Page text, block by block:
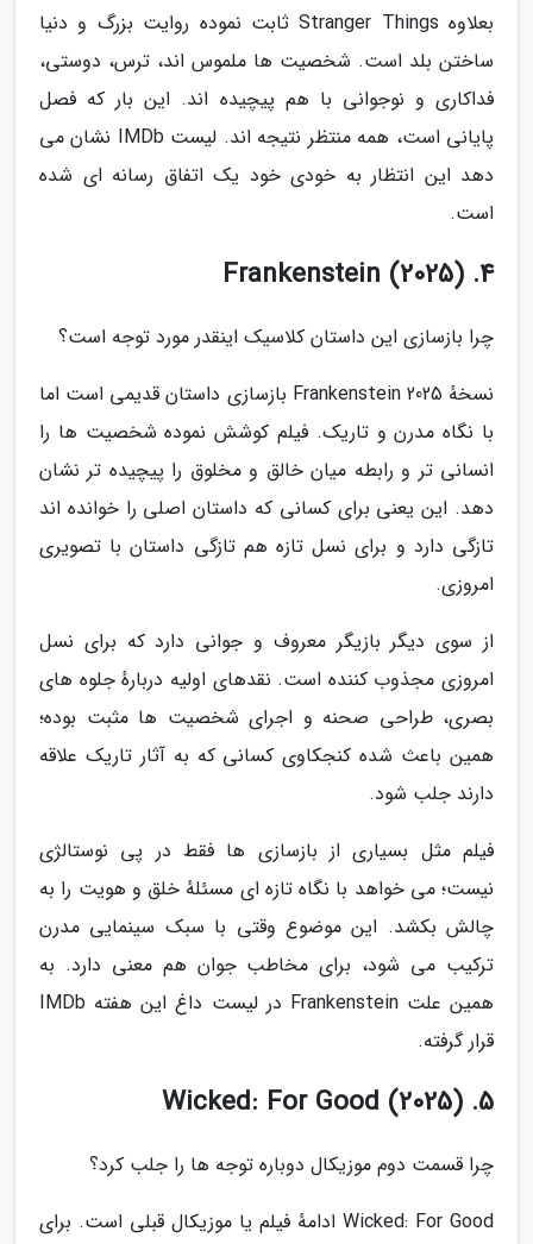
بعلاوه Stranger Things ثابت نموده روایت بزرگ و دنیا
ساختن بلد است. شخصیت ها ملموس اند، ترس، دوستی،
فداکاری و نوجوانی با هم پیچیده اند. این بار که فصل
پایانی است، همه منتظر نتیجه اند. لیست IMDb نشان می
دهد این انتظار به خودی خود یک اتفاق رسانه ای شده
است.
4. Frankenstein (2025)
چرا بازسازی این داستان کلاسیک اینقدر مورد توجه است؟
نسخهٔ 2025 Frankenstein بازسازی داستان قدیمی است اما
با نگاه مدرن و تاریک. فیلم کوشش نموده شخصیت ها را
انسانی تر و رابطه میان خالق و مخلوق را پیچیده تر نشان
دهد. این یعنی برای کسانی که داستان اصلی را خوانده اند
تازگی دارد و برای نسل تازه هم تازگی داستان با تصویری
امروزی.
از سوی دیگر بازیگر معروف و جوانی دارد که برای نسل
امروزی مجذوب کننده است. نقدهای اولیه دربارهٔ جلوه های
بصری، طراحی صحنه و اجرای شخصیت ها مثبت بوده؛
همین باعث شده کنجکاوی کسانی که به آثار تاریک علاقه
دارند جلب شود.
فیلم مثل بسیاری از بازسازی ها فقط در پی نوستالژی
نیست؛ می خواهد با نگاه تازه ای مسئلهٔ خلق و هویت را به
چالش بکشد. این موضوع وقتی با سبک سینمایی مدرن
ترکیب می شود، برای مخاطب جوان هم معنی دارد. به
همین علت Frankenstein در لیست داغ این هفته IMDb
قرار گرفته.
5. Wicked: For Good (2025)
چرا قسمت دوم موزیکال دوباره توجه ها را جلب کرد؟
Wicked: For Good ادامهٔ فیلم یا موزیکال قبلی است. برای